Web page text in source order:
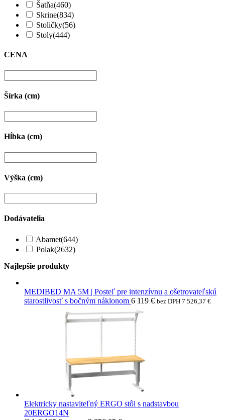
Šatňa(460)
Skrine(834)
Stoličky(56)
Stoly(444)
CENA
Šírka (cm)
Hĺbka (cm)
Výška (cm)
Dodávatelia
Abamet(644)
Polak(2632)
Najlepšie produkty
MEDIBED MA 5M | Posteľ pre intenzívnu a ošetrovateľskú
starostlivosť s bočným náklonom 6 119 € bez DPH 7 526,37 €
Elektricky nastaviteľný ERGO stôl s nadstavbou
20ERGO14N